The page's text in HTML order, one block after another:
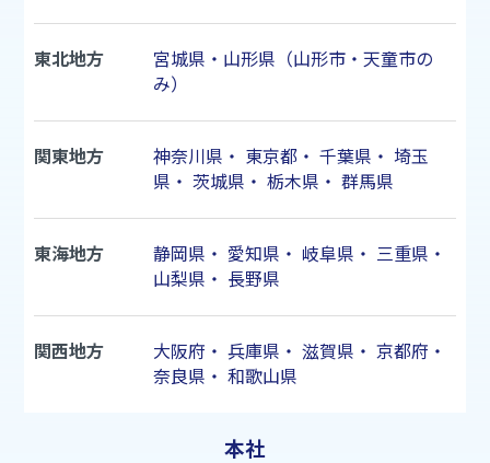
東北地方
宮城県・山形県（山形市・天童市の
み）
関東地方 神奈川県 ・ 東京都・ 千葉県 ・ 埼玉
県 ・ 茨城県 ・ 栃木県 ・ 群馬県
東海地方 静岡県 ・ 愛知県 ・ 岐阜県 ・ 三重県 ・
山梨県 ・ 長野県
関西地方 大阪府 ・ 兵庫県 ・ 滋賀県 ・ 京都府 ・
奈良県 ・ 和歌山県
本社